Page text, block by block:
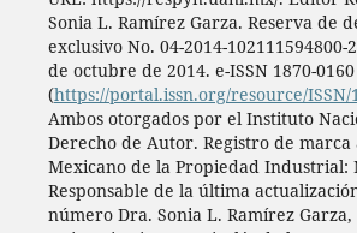
Sonia L. Ramírez Garza. Reserva de
exclusivo No. 04-2014-102111594800-
de octubre de 2014. e-ISSN 1870-0160
(https://portal.issn.org/resource/ISSN/
Ambos otorgados por el Instituto
Derecho de Autor. Registro de
Mexicano de la Propiedad Industrial:
Responsable de la última
número Dra. Sonia L. Ramírez Garza,